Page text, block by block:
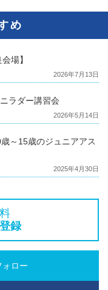
め
場】
2026年7月13日
ラダー講習会
2026年5月14日
～15歳のジュニアアス
2025年4月30日
録
ォロー